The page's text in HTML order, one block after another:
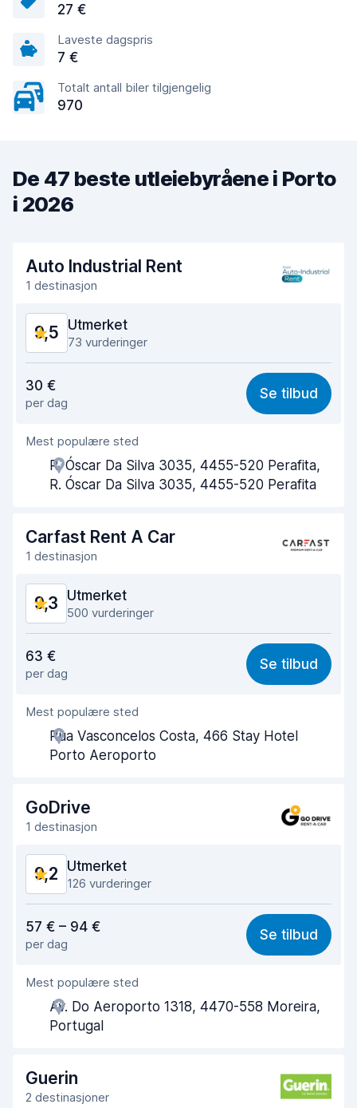
27 €
Laveste dagspris
7 €
Totalt antall biler tilgjengelig
970
De 47 beste utleiebyråene i Porto
i 2026
Auto Industrial Rent
1 destinasjon
9,5 Utmerket
73 vurderinger
9,2
Enkel å finne 9,2
Hjelp og service
Tid brukt på henting 9,7
Bilens renslighet 9,8
Bilens tilstand
30 €
per dag
Se tilbud
Mest populære sted
R. Óscar Da Silva 3035, 4455-520 Perafita,
R. Óscar Da Silva 3035, 4455-520 Perafita
Carfast Rent A Car
1 destinasjon
9,3 Utmerket
500 vurderinger
9,0
Enkel å finne 9,2
Hjelp og service
Tid brukt på henting
Bilens renslighet 9,5
Bilens tilstand
63 €
per dag
Se tilbud
Mest populære sted
Rua Vasconcelos Costa, 466 Stay Hotel
Porto Aeroporto
GoDrive
1 destinasjon
9,2 Utmerket
126 vurderinger
8,9
Enkel å finne 9,2
Hjelp og service
Tid brukt på henting
Bilens renslighet 9,3
57 € – 94 €
per dag
Se tilbud
Mest populære sted
Av. Do Aeroporto 1318, 4470-558 Moreira,
Portugal
Guerin
2 destinasjoner